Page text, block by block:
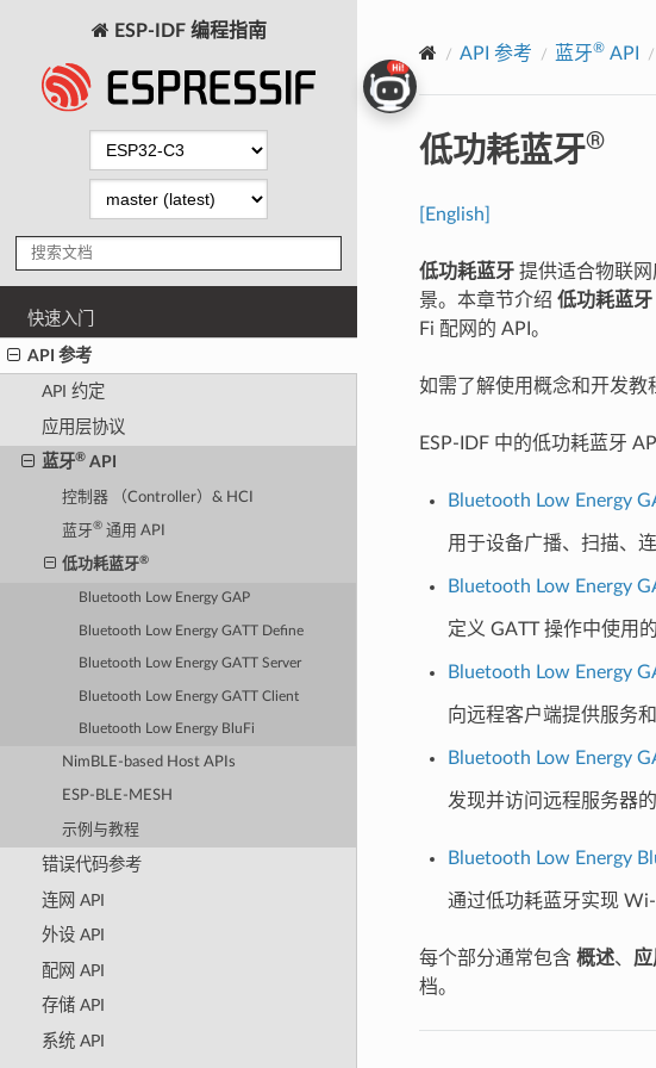
ESP-IDF 编程指南
快速入门
API 参考
API 约定
应用层协议
蓝牙®API
控制器 （Controller）& HCI
蓝牙® 通用 API
低功耗蓝牙®
Bluetooth Low Energy GAP
Bluetooth Low Energy GATT Define
Bluetooth Low Energy GATT Server
Bluetooth Low Energy GATT Client
Bluetooth Low Energy BluFi
NimBLE-based Host APIs
ESP-BLE-MESH
示例与教程
错误代码参考
连网 API
外设 API
配网 API
存储 API
系统 API
API 参考 蓝牙®API
低功耗蓝牙®
[English]
低功耗蓝牙提供适合物联网
景。本章节介绍 低功耗蓝
Fi 配网的 API。
如需了解使用概念和开发教
ESP-IDF 中的低功耗蓝牙
Bluetooth Low Energy
用于设备广播、扫描、
Bluetooth Low Energy
定义 GATT 操作中使用
Bluetooth Low Energy
向远程客户端提供服务
Bluetooth Low Energy
发现并访问远程服务器
Bluetooth Low Energy
通过低功耗蓝牙实现
每个部分通常包含 概述、 应
档。